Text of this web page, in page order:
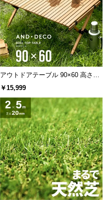
アウトドアテーブル 90×60 高さ44
cm
￥15,999